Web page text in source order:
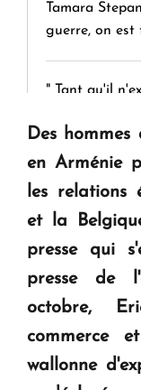
Tamara
guerre, on est
" Tant qu'il
KASA : 30
en Arménie
Le premier
ouvrira ses
Des
en Arménie
les relations
et la
presse qui
presse de
octobre,
commerce
wallonne